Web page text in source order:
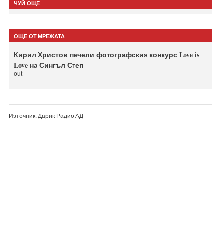
ЧУЙ ОЩЕ
ОЩЕ ОТ МРЕЖАТА
Кирил Христов печели фотографския конкурс Love is
Love на Сингъл Степ
out
Източник: Дарик Радио АД